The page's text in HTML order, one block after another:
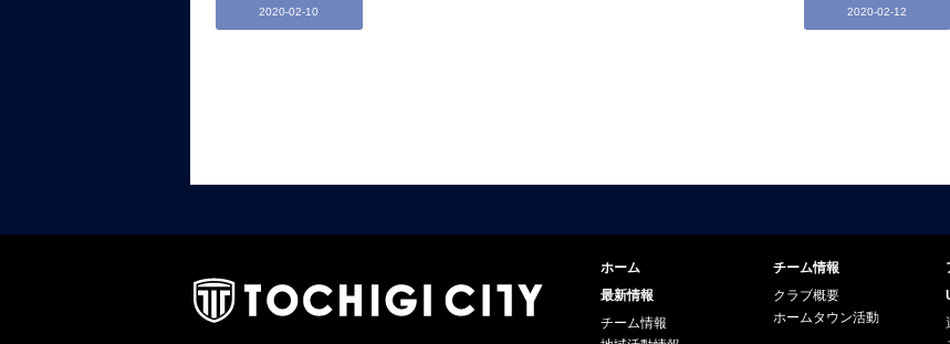
2020-02-10 2020-02-12
ホーム
最新情報
チーム情報
チーム情報
クラブ概要
ホームタウン活動